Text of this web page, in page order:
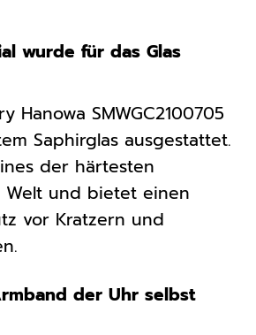
wurde für das Glas
Hanowa SMWGC2100705
Saphirglas ausgestattet.
der härtesten
Welt und bietet einen
vor Kratzern und
der Uhr selbst